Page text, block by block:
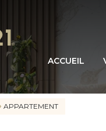
ACCUEIL
APPARTEMENT